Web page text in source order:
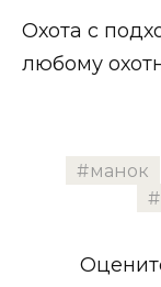
Охота с
любому
манок